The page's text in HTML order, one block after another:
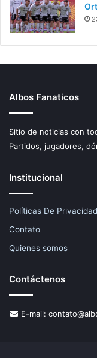
Albos Fanaticos
Sitio de noticias con
Partidos, jugadores,
Institucional
Políticas De Privacidad
Contato
Quienes somos
Contáctenos
E-mail: